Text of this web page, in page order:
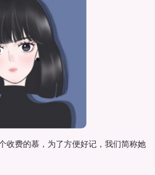
收费的慕，为了方便好记，我们简称她